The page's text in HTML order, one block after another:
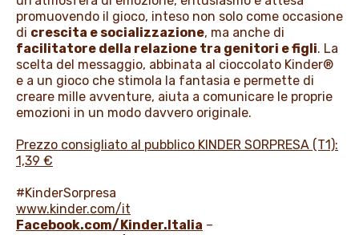
promuovendo il gioco, inteso non solo come occasione
di crescita e socializzazione, ma anche di
facilitatore della relazione tra genitori e figli. La
scelta del messaggio, abbinata al cioccolato Kinder®
e a un gioco che stimola la fantasia e permette di
creare mille avventure, aiuta a comunicare le proprie
emozioni in un modo davvero originale.
Prezzo consigliato al pubblico KINDER SORPRESA (T1):
1,39 €
#KinderSorpresa
www.kinder.com/it
Facebook.com/Kinder.Italia –